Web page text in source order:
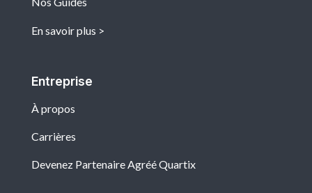
En savoir plus
Entreprise
À propos
Carrières
Devenez Partenaire Agréé Quartix